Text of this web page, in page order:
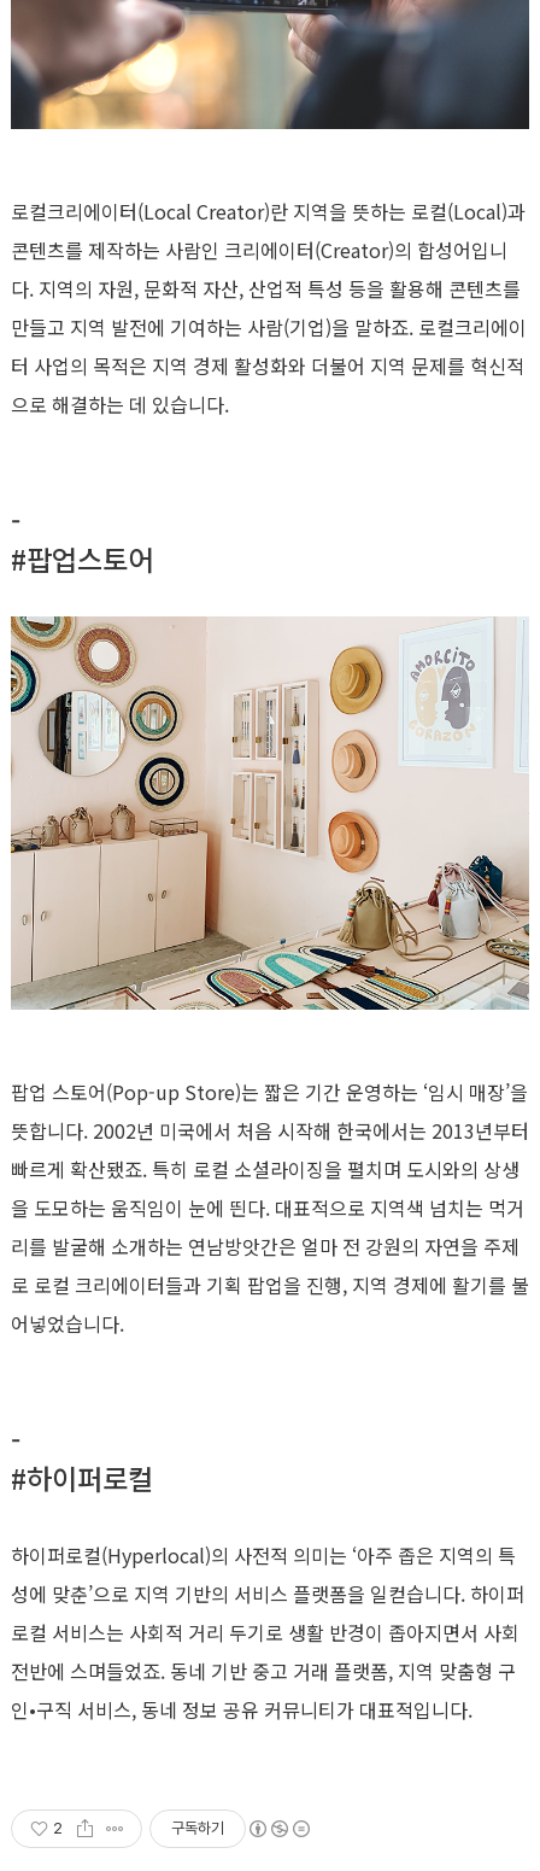
로컬크리에이터(Local Creator)란 지역을 뜻하는 로컬(Local)과
콘텐츠를 제작하는 사람인 크리에이터(Creator)의 합성어입니
다. 지역의 자원, 문화적 자산, 산업적 특성 등을 활용해 콘텐츠를
만들고 지역 발전에 기여하는 사람(기업)을 말하죠. 로컬크리에이
터 사업의 목적은 지역 경제 활성화와 더불어 지역 문제를 혁신적
으로 해결하는 데 있습니다.
-
#팝업스토어
팝업 스토어(Pop-up Store)는 짧은 기간 운영하는 ‘임시 매장’을
뜻합니다. 2002년 미국에서 처음 시작해 한국에서는 2013년부터
빠르게 확산됐죠. 특히 로컬 소셜라이징을 펼치며 도시와의 상생
을 도모하는 움직임이 눈에 띈다. 대표적으로 지역색 넘치는 먹거
리를 발굴해 소개하는 연남방앗간은 얼마 전 강원의 자연을 주제
로 로컬 크리에이터들과 기획 팝업을 진행, 지역 경제에 활기를 불
어넣었습니다.
-
#하이퍼로컬
하이퍼로컬(Hyperlocal)의 사전적 의미는 ‘아주 좁은 지역의 특
성에 맞춘’으로 지역 기반의 서비스 플랫폼을 일컫습니다. 하이퍼
로컬 서비스는 사회적 거리 두기로 생활 반경이 좁아지면서 사회
전반에 스며들었죠. 동네 기반 중고 거래 플랫폼, 지역 맞춤형 구
인•구직 서비스, 동네 정보 공유 커뮤니티가 대표적입니다.
2 구독하기